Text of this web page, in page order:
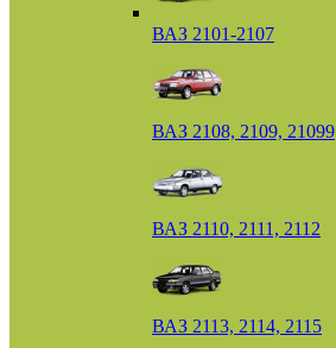
ВАЗ 2101-2107
ВАЗ 2108, 2109, 21099
ВАЗ 2110, 2111, 2112
ВАЗ 2113, 2114, 2115